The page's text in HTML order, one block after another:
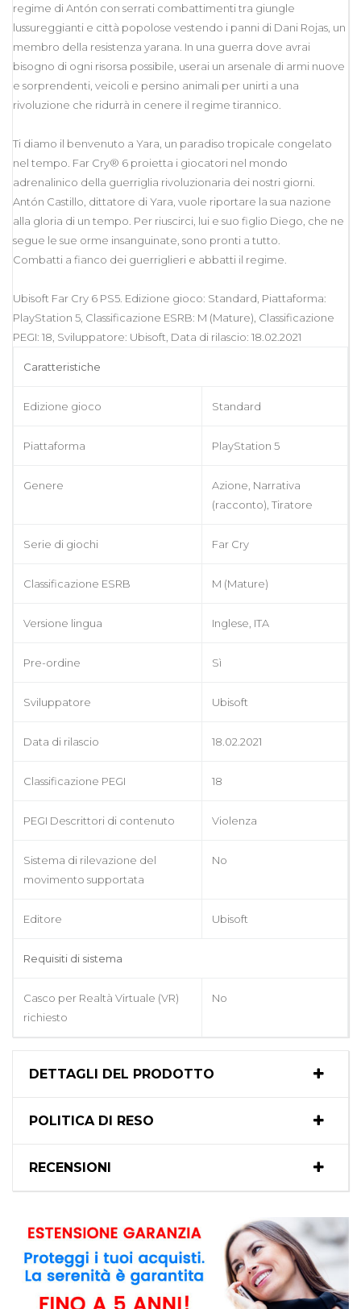
regime di Antón con serrati combattimenti tra giungle
lussureggianti e città popolose vestendo i panni di Dani Rojas, un
membro della resistenza yarana. In una guerra dove avrai
bisogno di ogni risorsa possibile, userai un arsenale di armi nuove
e sorprendenti, veicoli e persino animali per unirti a una
rivoluzione che ridurrà in cenere il regime tirannico.
Ti diamo il benvenuto a Yara, un paradiso tropicale congelato
nel tempo. Far Cry® 6 proietta i giocatori nel mondo
adrenalinico della guerriglia rivoluzionaria dei nostri giorni.
Antón Castillo, dittatore di Yara, vuole riportare la sua nazione
alla gloria di un tempo. Per riuscirci, lui e suo figlio Diego, che ne
segue le sue orme insanguinate, sono pronti a tutto.
Combatti a fianco dei guerriglieri e abbatti il regime.
Ubisoft Far Cry 6 PS5. Edizione gioco: Standard, Piattaforma:
PlayStation 5, Classificazione ESRB: M (Mature), Classificazione
PEGI: 18, Sviluppatore: Ubisoft, Data di rilascio: 18.02.2021
Caratteristiche
Edizione gioco Standard
Piattaforma PlayStation 5
Genere
Azione, Narrativa
(racconto), Tiratore
Serie di giochi Far Cry
Classificazione ESRB M (Mature)
Versione lingua Inglese, ITA
Pre-ordine Sì
Sviluppatore Ubisoft
Data di rilascio 18.02.2021
Classificazione PEGI 18
PEGI Descrittori di contenuto Violenza
Sistema di rilevazione del
movimento supportata
No
Editore Ubisoft
Requisiti di sistema
Casco per Realtà Virtuale (VR)
richiesto
No
DETTAGLI DEL PRODOTTO
POLITICA DI RESO
RECENSIONI